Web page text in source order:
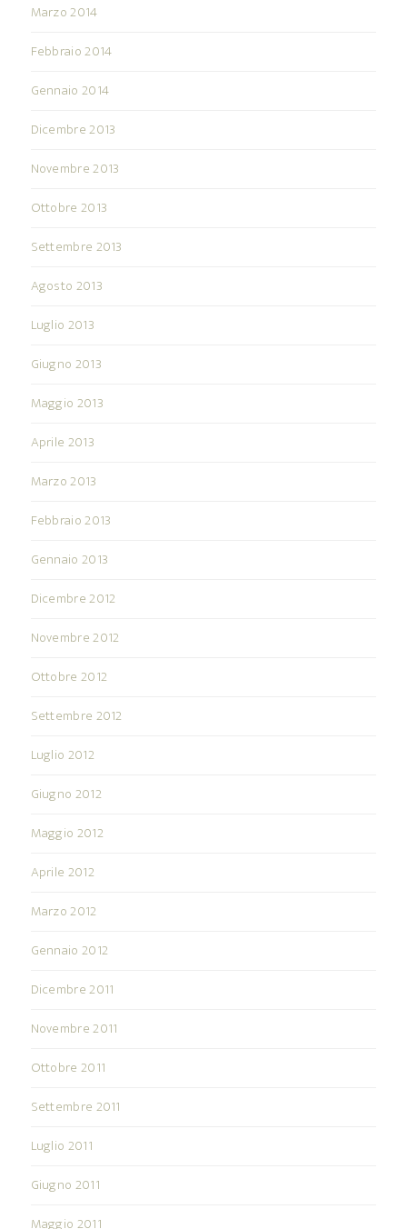
Marzo 2014
Febbraio 2014
Gennaio 2014
Dicembre 2013
Novembre 2013
Ottobre 2013
Settembre 2013
Agosto 2013
Luglio 2013
Giugno 2013
Maggio 2013
Aprile 2013
Marzo 2013
Febbraio 2013
Gennaio 2013
Dicembre 2012
Novembre 2012
Ottobre 2012
Settembre 2012
Luglio 2012
Giugno 2012
Maggio 2012
Aprile 2012
Marzo 2012
Gennaio 2012
Dicembre 2011
Novembre 2011
Ottobre 2011
Settembre 2011
Luglio 2011
Giugno 2011
Maggio 2011